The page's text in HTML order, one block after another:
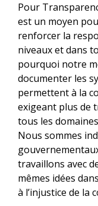
Pour
est un moyen
renforcer la
niveaux et dans
pourquoi notre
documenter les
permettent à la
exigeant plus de
tous les
Nous sommes
travaillons avec
mêmes idées
à l’injustice de la